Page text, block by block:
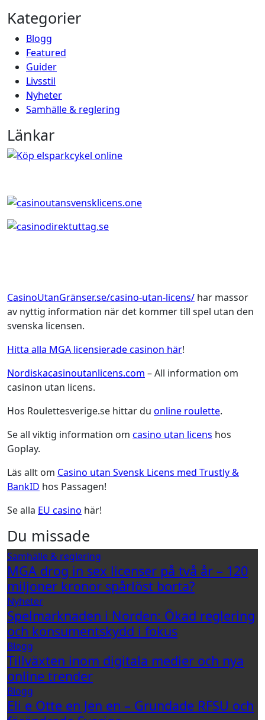
Kategorier
Blogg
Featured
Guider
Livsstil
Nyheter
Samhälle & reglering
Länkar
CasinoUtanGränser.se/casino-utan-licens/ har massor
av nyttig information när det kommer till spel utan den
svenska licensen.
Hitta alla MGA licensierade casinon här!
Nordiskacasinoutanlicens.com – All information om
casinon utan licens.
Hos Roulettesverige.se hittar du online roulette.
Se all viktig information om casino utan licens hos
Goplay.
Läs allt om Casino utan Svensk Licens med Trustly &
BankID hos Passagen!
Se alla EU casino här!
Du missade
Samhälle & reglering
MGA drog in sex licenser på två år – 120
miljoner kronor spårlöst borta?
Nyheter
Spelmarknaden i Norden: Ökad reglering
och konsumentskydd i fokus
Blogg
Tillväxten inom digitala medier och nya
online trender
Blogg
Eli e Otte en Jen en – Grundade RFSU och